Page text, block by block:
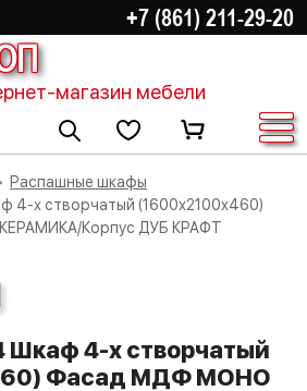
+7 (861) 211-29-20
магазин мебели
Распашные шкафы
Корпус ДУБ КРАФТ
Фасад МДФ МОНО